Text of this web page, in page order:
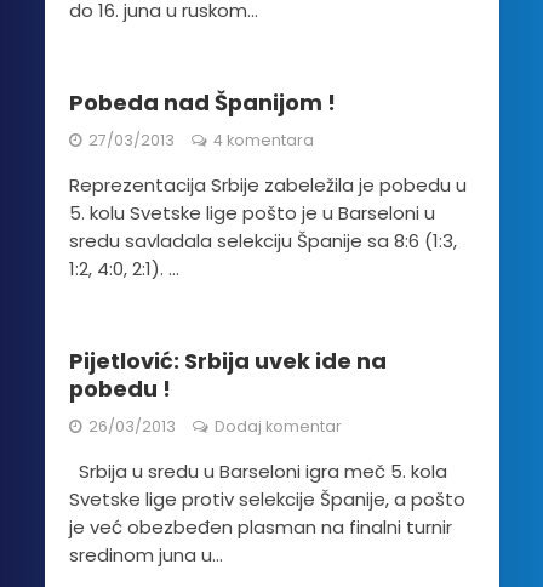
do 16. juna u ruskom...
Pobeda nad Španijom !
27/03/2013 4 komentara
Reprezentacija Srbije zabeležila je pobedu u
5. kolu Svetske lige pošto je u Barseloni u
sredu savladala selekciju Španije sa 8:6 (1:3,
1:2, 4:0, 2:1). ...
Pijetlović: Srbija uvek ide na
pobedu !
26/03/2013 Dodaj komentar
Srbija u sredu u Barseloni igra meč 5. kola
Svetske lige protiv selekcije Španije, a pošto
je već obezbeđen plasman na finalni turnir
sredinom juna u...